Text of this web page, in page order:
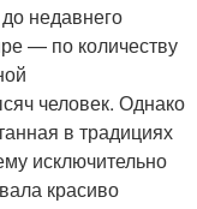
недавнего
— по количеству
человек. Однако
в традициях
исключительно
красиво